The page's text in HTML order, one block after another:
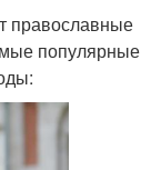
православные
популярные